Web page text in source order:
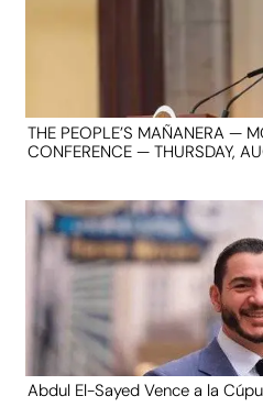
THE PEOPLE’S MAÑANERA —
CONFERENCE — THURSDAY,
Abdul El-Sayed Vence a la